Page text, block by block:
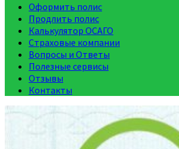
Оформить полис
Продлить полис
Калькулятор ОСАГО
Страховые компании
Вопросы и Ответы
Полезные сервисы
Отзывы
Контакты